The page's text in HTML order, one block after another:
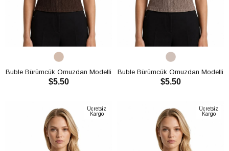
Buble Bürümcük Omuzdan Modelli
Crop CH3011
$5.50
Buble Bürümcük Omuzdan Modelli
Crop CH3011
$5.50
Ücretsiz
Kargo
Ücretsiz
Kargo